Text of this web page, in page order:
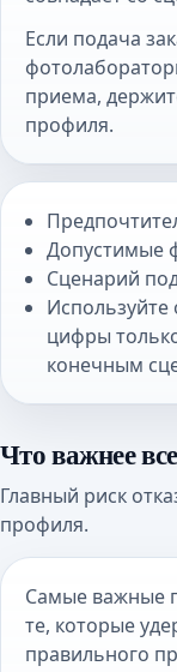
Если подача
приема,
профиля.
Допустимые
Сценарий
Используйте
цифры
конечным
Что важнее
Главный риск
профиля.
Самые важные
те, которые
правильного